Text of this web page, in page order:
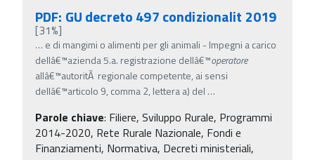
PDF: GU decreto 497 condizionalit 2019
[31%]
… e di mangimi o alimenti per gli animali - Impegni a carico
dellâ€™azienda 5.a. registrazione dellâ€™operatore
allâ€™autoritÃ regionale competente, ai sensi
dellâ€™articolo 9, comma 2, lettera a) del …
Parole chiave: Filiere, Sviluppo Rurale, Programmi
2014-2020, Rete Rurale Nazionale, Fondi e
Finanziamenti, Normativa, Decreti ministeriali,